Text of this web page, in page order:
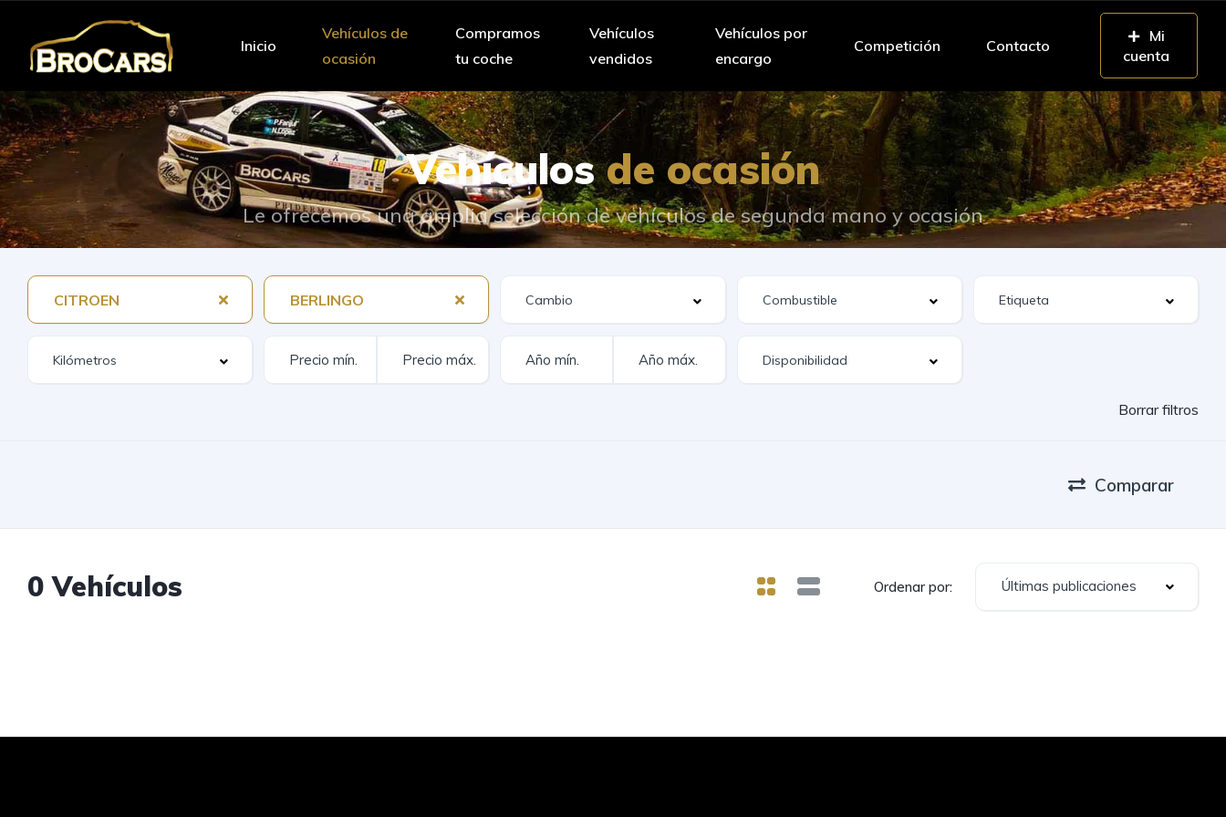
Inicio
Vehículos de
ocasión
Compramos
tu coche
Vehículos
vendidos
Vehículos por
encargo
Competición Contacto
Mi
cuenta
Vehículosde ocasión
Le ofrecemos una amplia selección de vehículos de segunda mano y ocasión
CITROEN BERLINGO
Borrar filtros
Comparar
0 Vehículos Ordenar por: Últimas publicaciones